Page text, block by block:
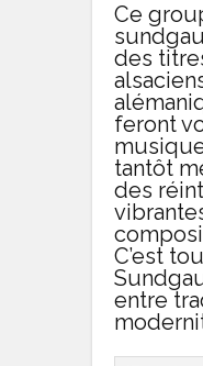
Ce
des
feront
tantôt
des
C’est
entre